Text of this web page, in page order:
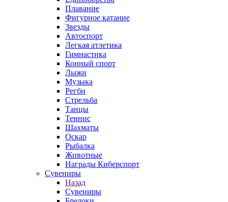
Плавание
Фигурное катание
Звезды
Автоспорт
Легкая атлетика
Гимнастика
Конный спорт
Лыжи
Музыка
Регби
Стрельба
Танцы
Теннис
Шахматы
Оскар
Рыбалка
Животные
Награды Киберспорт
Сувениры
Назад
Сувениры